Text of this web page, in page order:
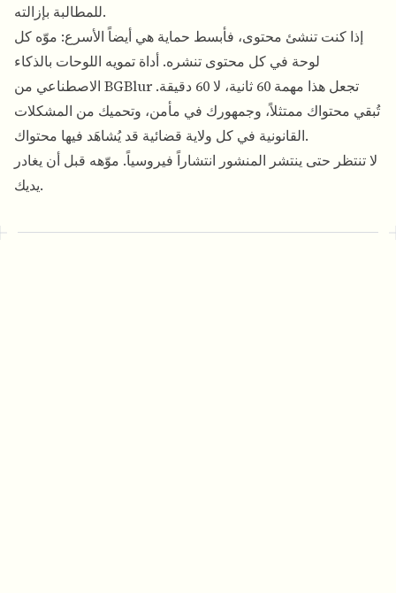
للمطالبة بإزالته.
إذا كنت تنشئ محتوى، فأبسط حماية هي أيضاً الأسرع: موّه كل
لوحة في كل محتوى تنشره. أداة تمويه اللوحات بالذكاء
الاصطناعي من BGBlur
تُبقي محتواك ممتثلاً، وجمهورك في مأمن، وتحميك من المشكلات
القانونية في كل ولاية قضائية قد يُشاهَد فيها محتواك.
لا تنتظر حتى ينتشر المنشور انتشاراً فيروسياً. موّهه قبل أن يغادر
يديك.